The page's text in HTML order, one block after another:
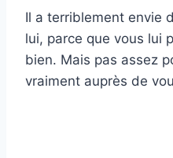
Il a terriblement envie
lui, parce que vous lui
bien. Mais pas assez
vraiment auprès de